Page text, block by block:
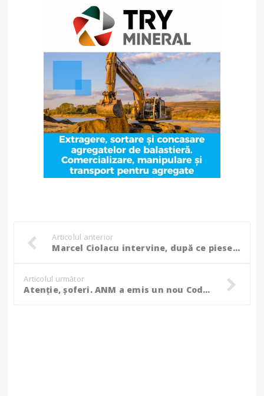
Articolul anterior
Marcel Ciolacu intervine, după ce piese foarte valoroare din tezaurul dacic au fost furate în Olanda!
Articolul următor
Atenție, șoferi. ANM a emis un nou Cod Galben de ceață și polei pentru județul Botoșani!